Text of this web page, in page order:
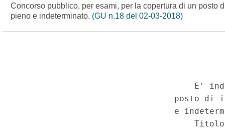
Concorso pubblico, per esami, per la copertura di un posto
pieno e indeterminato. (GU n.18 del 02-03-2018)